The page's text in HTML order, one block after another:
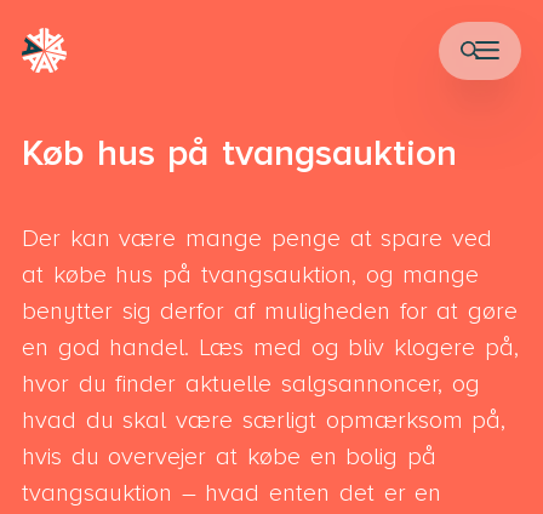
Køb hus på tvangsauktion
Der kan være mange penge at spare ved
at købe hus på tvangsauktion, og mange
benytter sig derfor af muligheden for at gøre
en god handel. Læs med og bliv klogere på,
hvor du finder aktuelle salgsannoncer, og
hvad du skal være særligt opmærksom på,
hvis du overvejer at købe en bolig på
tvangsauktion – hvad enten det er en